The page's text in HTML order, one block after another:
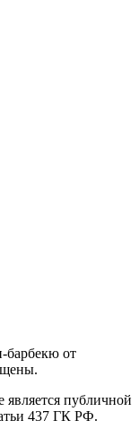
барбекю от
является публичной
437 ГК РФ.